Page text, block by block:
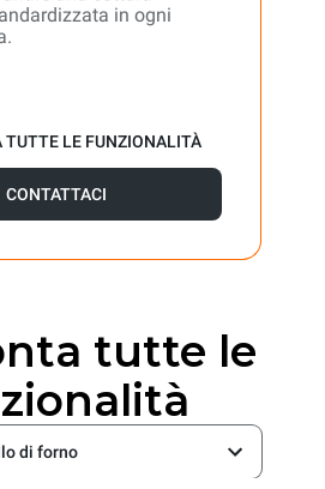
in ogni
TUTTE LE FUNZIONALITÀ
CONTATTACI
tutte le
di forno